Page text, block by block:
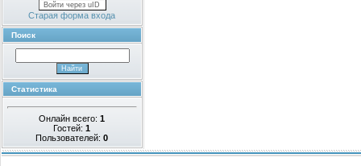
Войти через uID
Старая форма входа
Поиск
Статистика
Онлайн всего:1
Гостей:1
Пользователей:0